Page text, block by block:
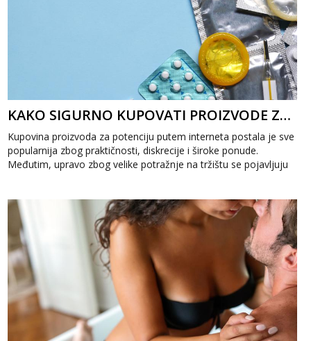
KAKO SIGURNO KUPOVATI PROIZVODE ZA POTENCIJU ONLINE?
Kupovina proizvoda za potenciju putem interneta postala je sve
popularnija zbog praktičnosti, diskrecije i široke ponude.
Međutim, upravo zbog velike potražnje na tržištu se pojavljuju